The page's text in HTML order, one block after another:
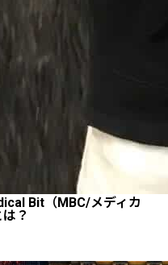
Bit（MBC/メディカ
？